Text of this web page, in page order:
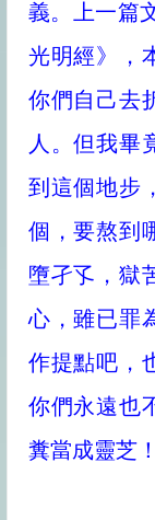
義。上一篇
光明經》，
你們自己去
人。但我畢
到這個地步
個，要熬到
墮孑孓，獄
心，雖已罪
作提點吧，
你們永遠也
糞當成靈芝！